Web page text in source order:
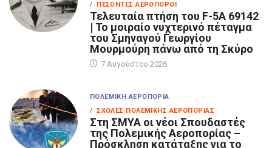
/ ΠΕΣΌΝΤΕΣ ΑΕΡΟΠΌΡΟΙ
Τελευταία πτήση του F-5A 69142
| Το μοιραίο νυχτερινό πέταγμα
του Σμηναγού Γεωργίου
Μουρμούρη πάνω από τη Σκύρο
7 Αυγούστου 2026
ΠΟΛΕΜΙΚΉ ΑΕΡΟΠΟΡΊΑ
/ ΣΧΟΛΈΣ ΠΟΛΕΜΙΚΉΣ ΑΕΡΟΠΟΡΊΑΣ
Στη ΣΜΥΑ οι νέοι Σπουδαστές
της Πολεμικής Αεροπορίας –
Πρόσκληση κατάταξης για το